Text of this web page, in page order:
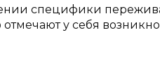
специфики
у себя